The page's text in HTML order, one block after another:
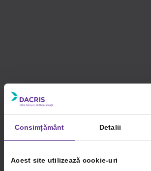
Consimțământ Detalii
Acest site utilizează cookie-uri